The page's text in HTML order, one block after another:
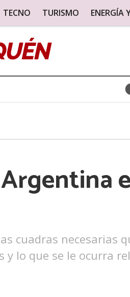
TECNO TURISMO ENERGÍA
cuadras necesarias
lo que se le ocurra